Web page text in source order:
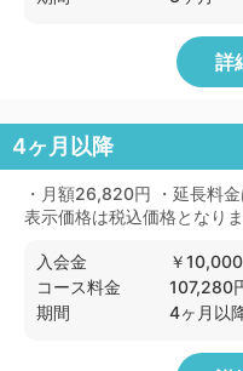
詳
4ヶ月以降
・月額26,820円 ・延長料
表示価格は税込価格となりま
入会金
￥10,000
コース料金
107,280
期間
4ヶ月以